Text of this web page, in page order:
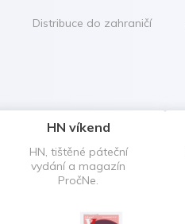
Distribuce do zahraničí
HN víkend
HN, tištěné páteční
vydání a magazín
PročNe.